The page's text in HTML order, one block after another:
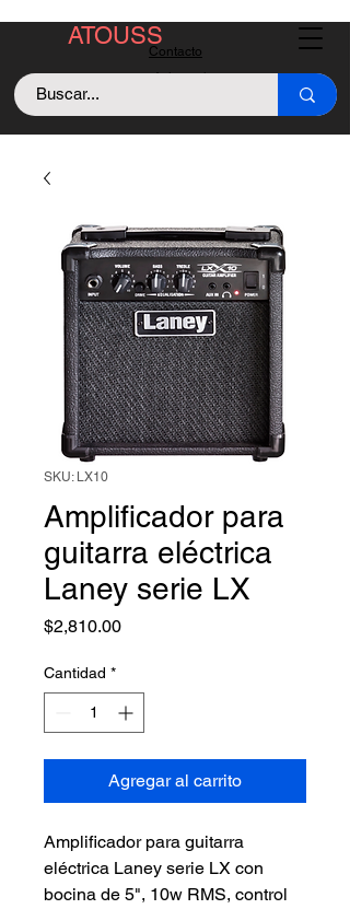
Contacto
Asistencia
Llama +529843128213
ATOUSS
SKU: LX10
Amplificador para
guitarra eléctrica
Laney serie LX
$2,810.00Precio
Cantidad *
Agregar al carrito
Amplificador para guitarra
eléctrica Laney serie LX con
bocina de 5", 10w RMS, control